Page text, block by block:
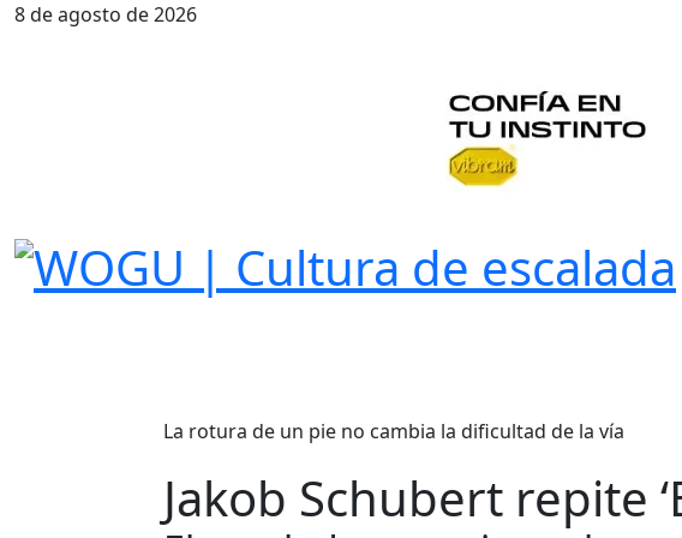
8 de agosto de 2026
La rotura de un pie no cambia la dificultad de la vía
Jakob Schubert repite